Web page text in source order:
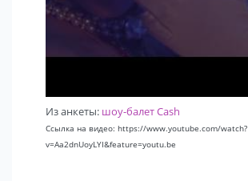
Из анкеты: шоу-балет Cash
Ссылка на видео: https://www.youtube.com/watch?
v=Aa2dnUoyLYI&feature=youtu.be